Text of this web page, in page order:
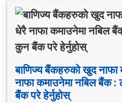
बाणिज्य बैंकहरुको खुद नाफा
नाफा कमाउनेमा नबिल बैंक
बैंक परे हेर्नुहोस्